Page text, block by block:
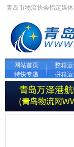
青岛市物流协会指定媒
网站首页 整箱
特快专递
拼箱